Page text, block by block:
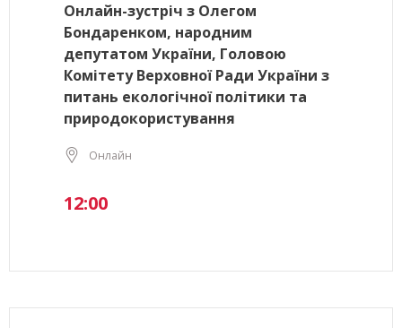
Онлайн-зустріч з Олегом
Бондаренком, народним
депутатом України, Головою
Комітету Верховної Ради України з
питань екологічної політики та
природокористування
Онлайн
12:00